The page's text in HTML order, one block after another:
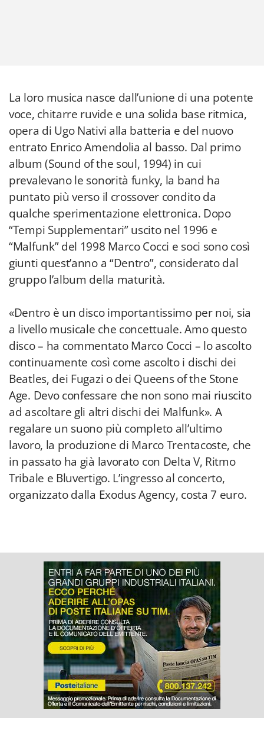
La loro musica nasce dall’unione di una potente
voce, chitarre ruvide e una solida base ritmica,
opera di Ugo Nativi alla batteria e del nuovo
entrato Enrico Amendolia al basso. Dal primo
album (Sound of the soul, 1994) in cui
prevalevano le sonorità funky, la band ha
puntato più verso il crossover condito da
qualche sperimentazione elettronica. Dopo
“Tempi Supplementari” uscito nel 1996 e
“Malfunk” del 1998 Marco Cocci e soci sono così
giunti quest’anno a “Dentro”, considerato dal
gruppo l’album della maturità.
«Dentro è un disco importantissimo per noi, sia
a livello musicale che concettuale. Amo questo
disco – ha commentato Marco Cocci – lo ascolto
continuamente così come ascolto i dischi dei
Beatles, dei Fugazi o dei Queens of the Stone
Age. Devo confessare che non sono mai riuscito
ad ascoltare gli altri dischi dei Malfunk». A
regalare un suono più completo all’ultimo
lavoro, la produzione di Marco Trentacoste, che
in passato ha già lavorato con Delta V, Ritmo
Tribale e Bluvertigo. L’ingresso al concerto,
organizzato dalla Exodus Agency, costa 7 euro.